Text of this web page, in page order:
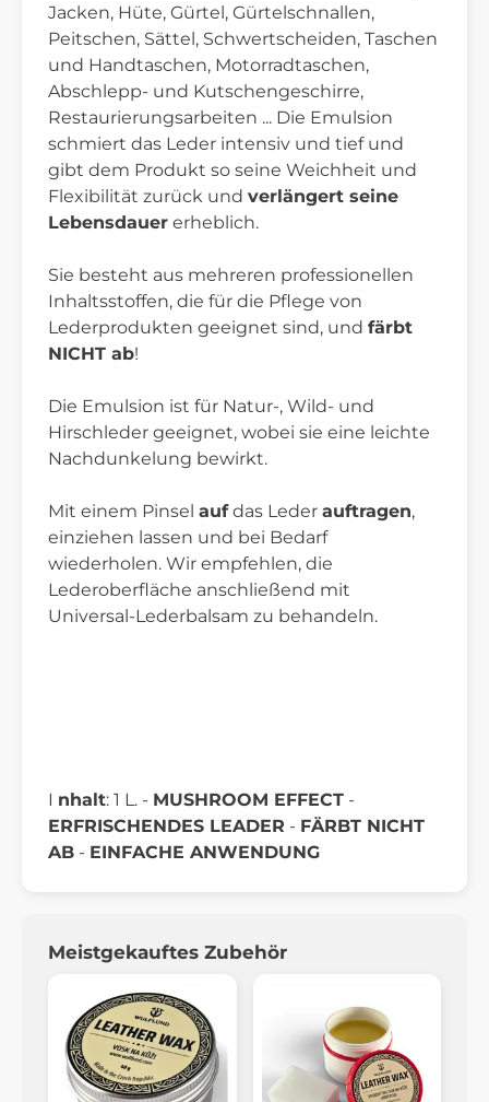
Jacken, Hüte, Gürtel, Gürtelschnallen,
Peitschen, Sättel, Schwertscheiden, Taschen
und Handtaschen, Motorradtaschen,
Abschlepp- und Kutschengeschirre,
Restaurierungsarbeiten ... Die Emulsion
schmiert das Leder intensiv und tief und
gibt dem Produkt so seine Weichheit und
Flexibilität zurück und verlängert seine
Lebensdauer erheblich.
Sie besteht aus mehreren professionellen
Inhaltsstoffen, die für die Pflege von
Lederprodukten geeignet sind, und färbt
NICHT ab!
Die Emulsion ist für Natur-, Wild- und
Hirschleder geeignet, wobei sie eine leichte
Nachdunkelung bewirkt.
Mit einem Pinsel aufdas Leder auftragen,
einziehen lassen und bei Bedarf
wiederholen. Wir empfehlen, die
Lederoberfläche anschließend mit
Universal-Lederbalsam zu behandeln.
I nhalt: 1 L. - MUSHROOM EFFECT -
ERFRISCHENDES LEADER - FÄRBT NICHT
AB - EINFACHE ANWENDUNG
Meistgekauftes Zubehör